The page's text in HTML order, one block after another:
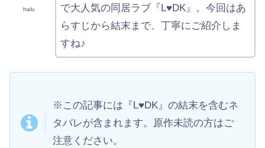
halu
で大人気の同居ラブ『L♥DK』。今回はあ
らすじから結末まで、丁寧にご紹介しま
すね♪
※この記事には『L♥DK』の結末を含むネ
タバレが含まれます。原作未読の方はご
注意ください。